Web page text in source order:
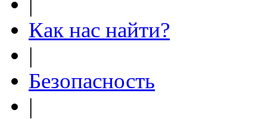
Как нас найти?
|
Безопасность
|